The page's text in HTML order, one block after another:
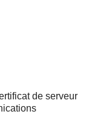
de serveur